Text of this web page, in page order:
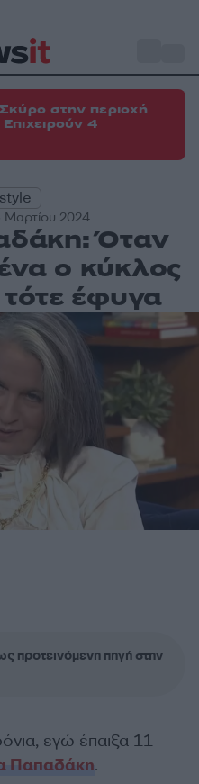
στην περιοχή
4
Μαρτίου 2024
Όταν
ο κύκλος
έφυγα
προτεινόμενη πηγή στην
εγώ έπαιξα 11
Παπαδάκη.